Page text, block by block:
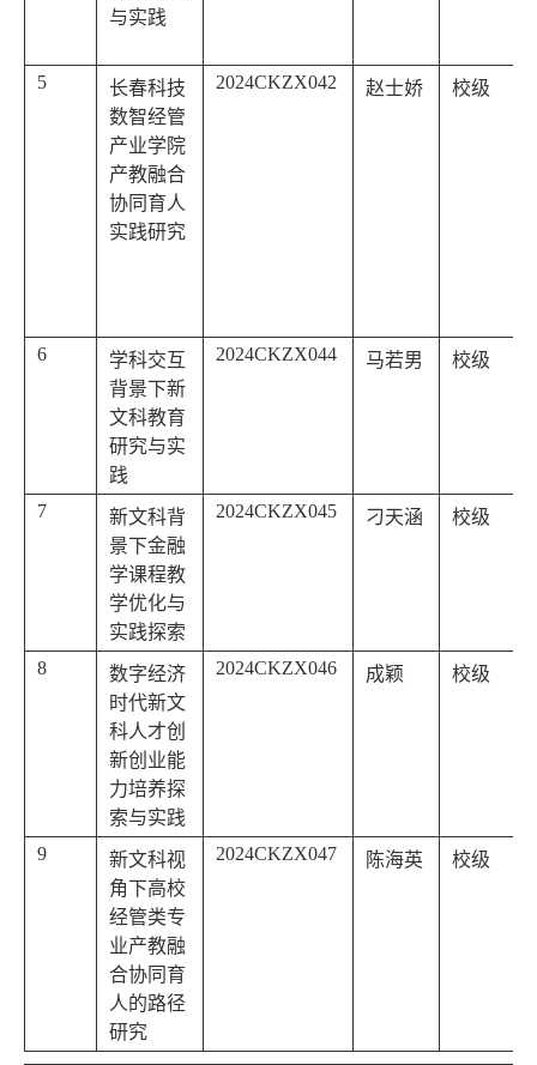
与实践
5
长春科技
数智经管
产业学院
产教融合
协同育人
实践研究
2024CKZX042 赵士娇 校级
6
学科交互
背景下新
文科教育
研究与实
践
2024CKZX044 马若男 校级
7
新文科背
景下金融
学课程教
学优化与
实践探索
2024CKZX045 刁天涵 校级
8
数字经济
时代新文
科人才创
新创业能
力培养探
索与实践
2024CKZX046 成颖 校级
9
新文科视
角下高校
经管类专
业产教融
合协同育
人的路径
研究
2024CKZX047 陈海英 校级